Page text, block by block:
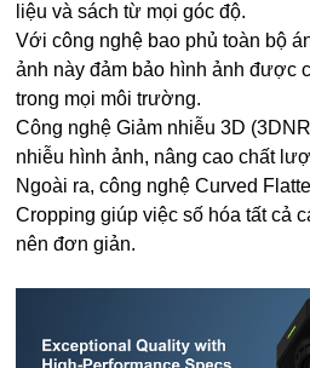
liệu và sách từ mọi góc độ.
Với công nghệ bao phủ toàn bộ
ảnh này đảm bảo hình ảnh được
trong mọi môi trường.
Công nghệ Giảm nhiễu 3D
nhiễu hình ảnh, nâng cao chất
Ngoài ra, công nghệ Curved
Cropping giúp việc số hóa tất cả
nên đơn giản.